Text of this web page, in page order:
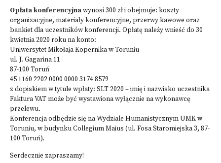
Opłata konferencyjnawynosi 300 zł i obejmuje: koszty
organizacyjne, materiały konferencyjne, przerwy kawowe oraz
bankiet dla uczestników konferencji. Opłatę należy wnieść do 30
kwietnia 2020 roku na konto:
Uniwersytet Mikołaja Kopernika w Toruniu
ul. J. Gagarina 11
87-100 Toruń
45 1160 2202 0000 0000 3174 8579
z dopiskiem w tytule wpłaty: SLT 2020 – imię i nazwisko uczestnika
Faktura VAT może być wystawiona wyłącznie na wykonawcę
przelewu.
Konferencja odbędzie się na Wydziale Humanistycznym UMK w
Toruniu, w budynku Collegium Maius (ul. Fosa Staromiejska 3, 87-
100 Toruń).
Serdecznie zapraszamy!